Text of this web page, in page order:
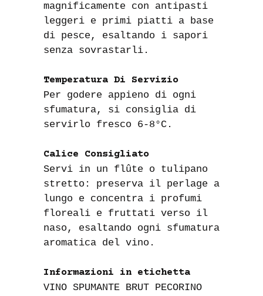
magnificamente con antipasti
leggeri e primi piatti a base
di pesce, esaltando i sapori
senza sovrastarli.
Temperatura Di Servizio
Per godere appieno di ogni
sfumatura, si consiglia di
servirlo fresco 6-8°C.
Calice Consigliato
Servi in un flûte o tulipano
stretto: preserva il perlage a
lungo e concentra i profumi
floreali e fruttati verso il
naso, esaltando ogni sfumatura
aromatica del vino.
Informazioni in etichetta
VINO SPUMANTE BRUT PECORINO